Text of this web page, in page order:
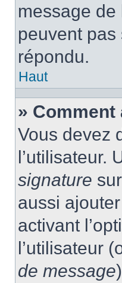
message
peuvent pas
répondu.
Haut
»
Vous devez
l’utilisateur.
signature
aussi
activant
l’utilisateur
de message